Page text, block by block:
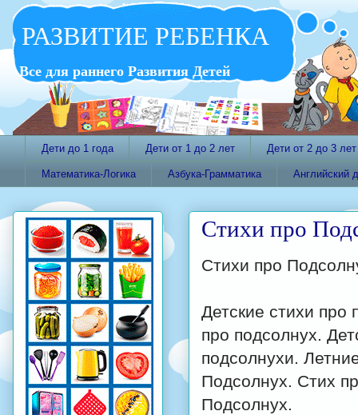
РАЗВИТИЕ РЕБЕНКА
Все для раннего Развития Детей
Дети до 1 года Дети от 1 до 2 лет Дети от 2 до 3 лет
Математика-Логика Азбука-Грамматика Английский
Стихи про
Стихи про
Детские стихи про
про подсолнух.
подсолнухи.
Подсолнух. Стих
Подсолнух.